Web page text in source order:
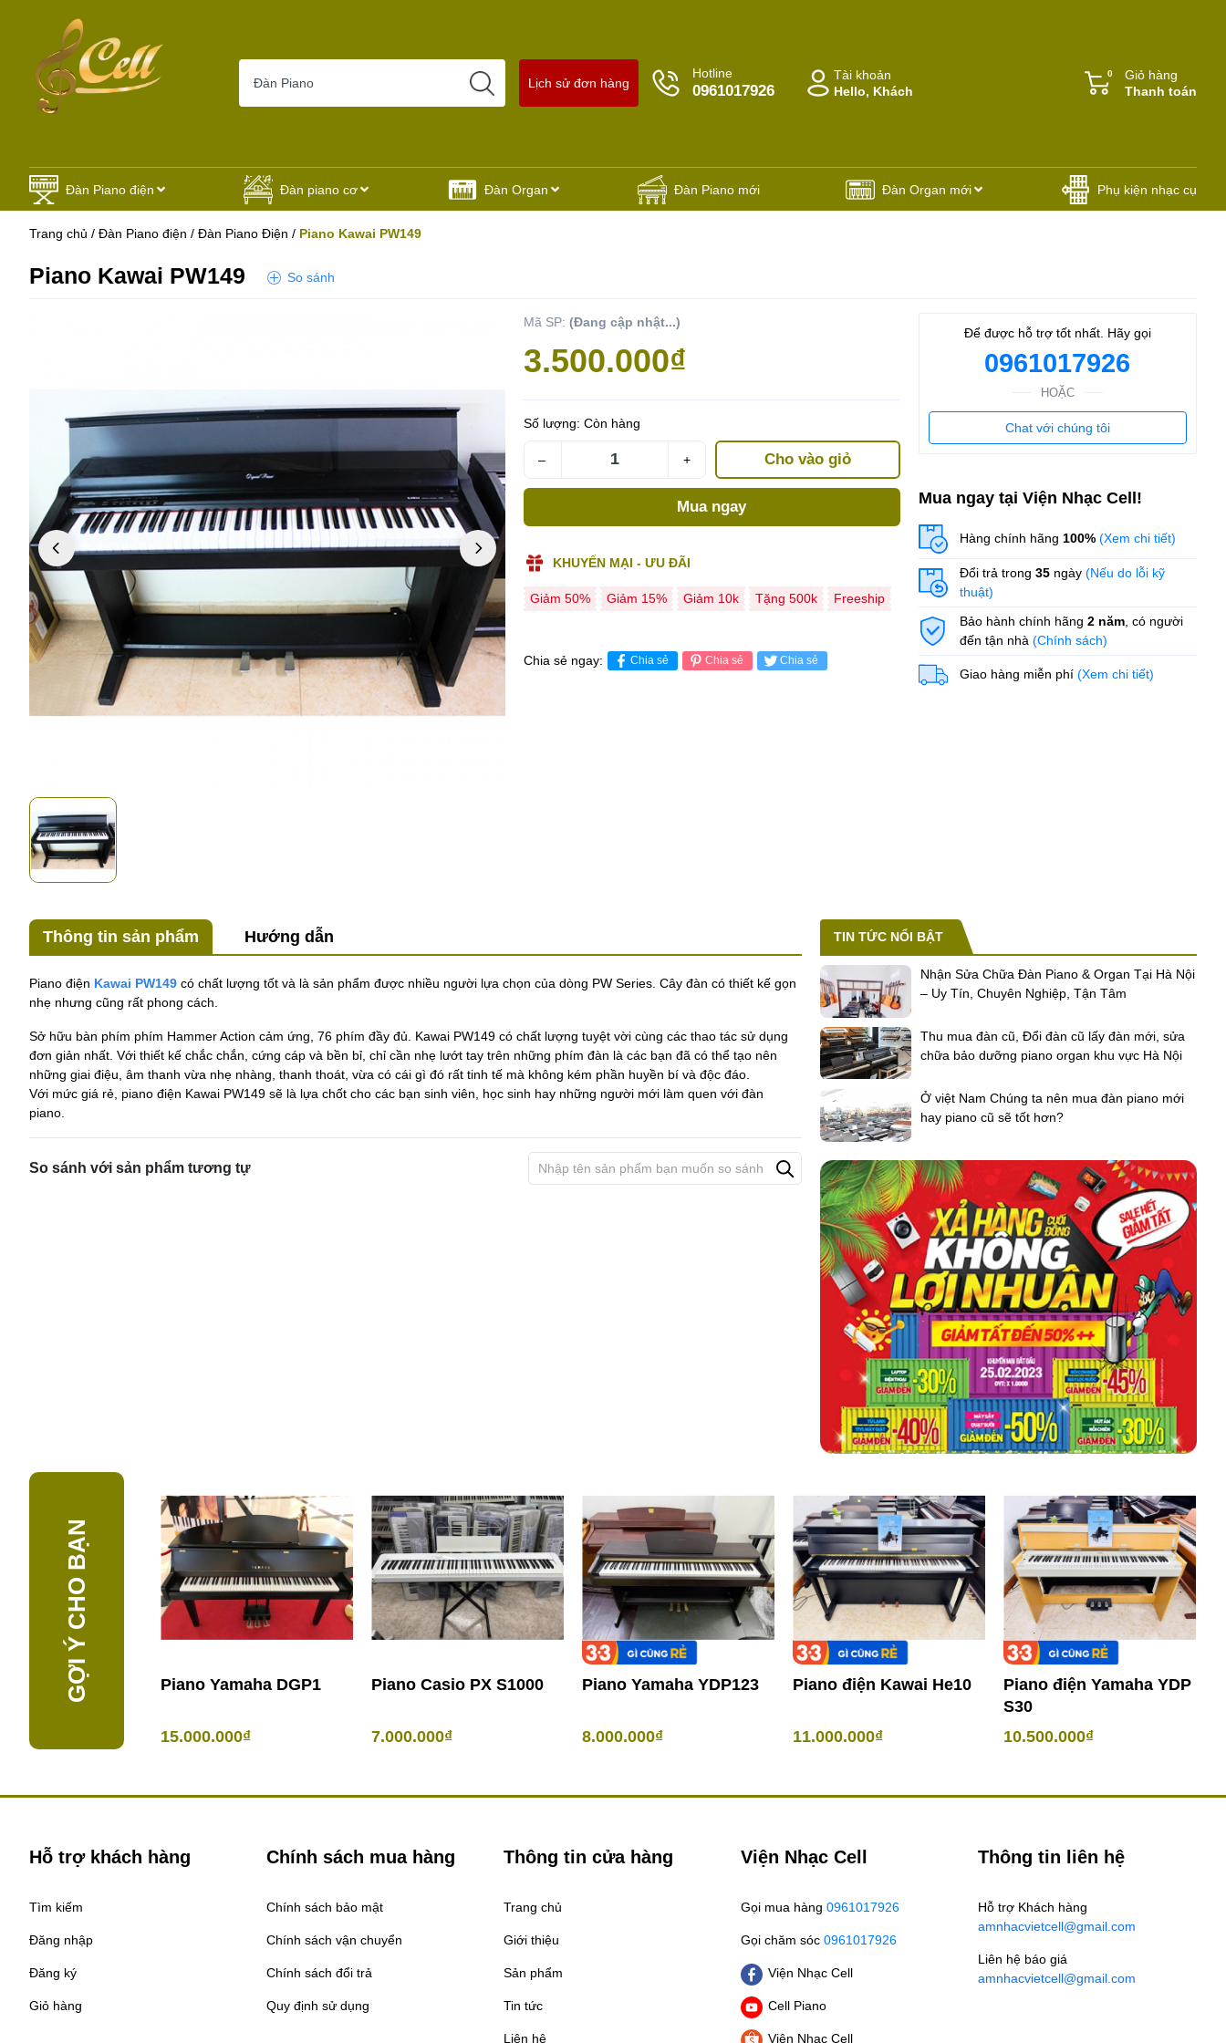
Lịch sử đơn hàng
Hotline
0961017926
Tài khoản
Hello, Khách
Giỏ hàng
Thanh toán
0
Đàn Piano điện Đàn piano cơ Đàn Organ Đàn Piano mới Đàn Organ mới Phụ kiện nhạc cụ
Trang chủ / Đàn Piano điện / Đàn Piano Điện / Piano Kawai PW149
Piano Kawai PW149 So sánh
Mã SP: (Đang cập nhật...)
3.500.000₫
Số lượng: Còn hàng
– + Cho vào giỏ
Mua ngay
KHUYẾN MẠI - ƯU ĐÃI
Giảm 50% Giảm 15% Giảm 10k Tặng 500k Freeship
Chia sẻ ngay: Chia sẻ Chia sẻ Chia sẻ
Để được hỗ trợ tốt nhất. Hãy gọi
0961017926
HOẶC
Chat với chúng tôi
Mua ngay tại Viện Nhạc Cell!
Hàng chính hãng 100% (Xem chi tiết)
Đổi trả trong 35ngày (Nếu do lỗi kỹ
thuật)
Bảo hành chính hãng 2 năm, có người
đến tận nhà (Chính sách)
Giao hàng miễn phí (Xem chi tiết)
Thông tin sản phẩm Hướng dẫn
Piano điện Kawai PW149 có chất lượng tốt và là sản phẩm được nhiều người lựa chọn của dòng PW Series. Cây đàn có thiết kế gọn
nhẹ nhưng cũng rất phong cách.
Sở hữu bàn phím phím Hammer Action cảm ứng, 76 phím đầy đủ. Kawai PW149 có chất lượng tuyệt vời cùng các thao tác sử dụng
đơn giản nhất. Với thiết kế chắc chắn, cứng cáp và bền bỉ, chỉ cần nhẹ lướt tay trên những phím đàn là các bạn đã có thể tạo nên
những giai điệu, âm thanh vừa nhẹ nhàng, thanh thoát, vừa có cái gì đó rất tinh tế mà không kém phần huyền bí và độc đáo.
Với mức giá rẻ, piano điện Kawai PW149 sẽ là lựa chốt cho các bạn sinh viên, học sinh hay những người mới làm quen với đàn
piano.
So sánh với sản phẩm tương tự
TIN TỨC NỔI BẬT
Nhận Sửa Chữa Đàn Piano & Organ Tại Hà Nội
– Uy Tín, Chuyên Nghiệp, Tận Tâm
Thu mua đàn cũ, Đổi đàn cũ lấy đàn mới, sửa
chữa bảo dưỡng piano organ khu vực Hà Nội
Ở việt Nam Chúng ta nên mua đàn piano mới
hay piano cũ sẽ tốt hơn?
GỢI Ý CHO BẠN Piano Yamaha DGP1
15.000.000₫
Piano Casio PX S1000
7.000.000₫
Piano Yamaha YDP123
8.000.000₫
Piano điện Kawai He10
11.000.000₫
Piano điện Yamaha YDP
S30
10.500.000₫
Hỗ trợ khách hàng
Tìm kiếm
Đăng nhập
Đăng ký
Giỏ hàng
Chính sách mua hàng
Chính sách bảo mật
Chính sách vận chuyển
Chính sách đổi trả
Quy định sử dụng
Thông tin cửa hàng
Trang chủ
Giới thiệu
Sản phẩm
Tin tức
Liên hệ
Viện Nhạc Cell
Gọi mua hàng 0961017926
Gọi chăm sóc 0961017926
Viện Nhạc Cell
Cell Piano
Viện Nhạc Cell
Thông tin liên hệ
Hỗ trợ Khách hàng
amnhacvietcell@gmail.com
Liên hệ báo giá
amnhacvietcell@gmail.com